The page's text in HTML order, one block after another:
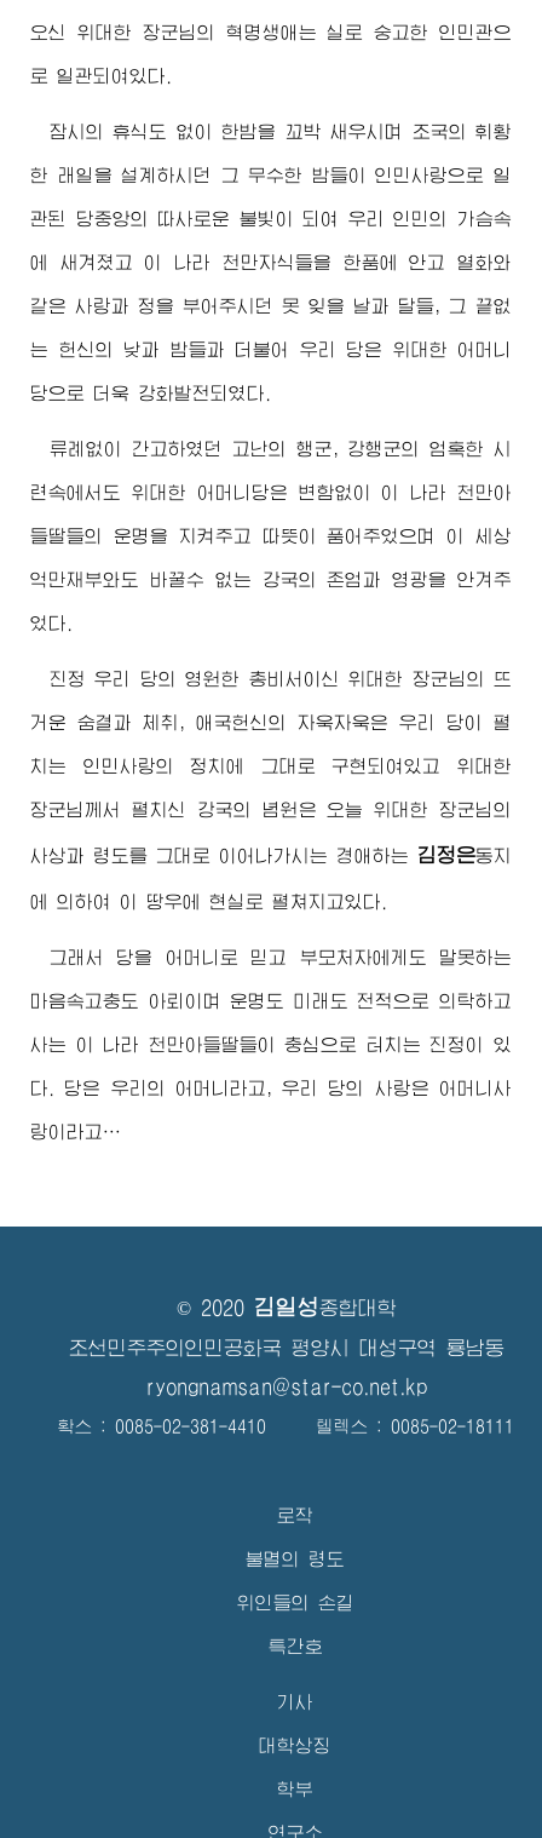
오신 위대한 장군님 의 혁명생애는 실로 숭고한 인민관으
로 일관되여있다.
잠시의 휴식도 없이 한밤을 꼬박 새우시며 조국의 휘황
한 래일을 설계하시던 그 무수한 밤들이 인민사랑으로 일
관된 당중앙의 따사로운 불빛이 되여 우리 인민의 가슴속
에 새겨졌고 이 나라 천만자식들을 한품에 안고 열화와
같은 사랑과 정을 부어주시던 못 잊을 날과 달들, 그 끝없
는 헌신의 낮과 밤들과 더불어 우리 당은 위대한 어머니
당으로 더욱 강화발전되였다.
류례없이 간고하였던 고난의 행군, 강행군의 엄혹한 시
련속에서도 위대한 어머니당은 변함없이 이 나라 천만아
들딸들의 운명을 지켜주고 따뜻이 품어주었으며 이 세상
억만재부와도 바꿀수 없는 강국의 존엄과 영광을 안겨주
었다.
진정 우리 당의 영원한 총비서이신위대한 장군님 의 뜨
거운 숨결과 체취, 애국헌신의 자욱자욱은 우리 당이 펼
치는 인민사랑의 정치에 그대로 구현되여있고 위대한
장군님께서 펼치신 강국의 념원은 오늘위대한 장군님의
사상과 령도를 그대로 이어나가시는 경애하는 김정은동지
에 의하여 이 땅우에 현실로 펼쳐지고있다.
그래서 당을 어머니로 믿고 부모처자에게도 말못하는
마음속고충도 아뢰이며 운명도 미래도 전적으로 의탁하고
사는 이 나라 천만아들딸들이 충심으로 터치는 진정이 있
다. 당은 우리의 어머니라고, 우리 당의 사랑은 어머니사
랑이라고…
© 2020 김일성종합대학
조선민주주의인민공화국 평양시 대성구역 룡남동
ryongnamsan@star-co.net.kp
확스 : 0085-02-381-4410 텔렉스 : 0085-02-18111
로작
불멸의 령도
위인들의 손길
특간호
기사
대학상징
학부
연구소